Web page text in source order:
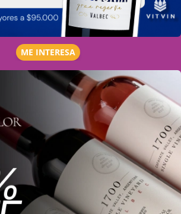
ME INTERESA